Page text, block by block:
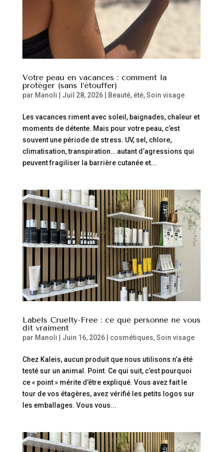
Votre peau en vacances : comment la
protéger (sans l’étouffer)
par Manoli Juil 28, 2026| Beauté, été,Soin visage
Les vacances riment avec soleil, baignades, chaleur et
moments de détente. Mais pour votre peau, c’est
souvent une période de stress. UV, sel, chlore,
climatisation, transpiration… autant d’agressions qui
peuvent fragiliser la barrière cutanée et...
Labels Cruelty-Free : ce que personne ne vous
dit vraiment
par Manoli Juin 16, 2026| cosmétiques,Soin visage
Chez Kaleis, aucun produit que nous utilisons n’a été
testé sur un animal. Point. Ce qui suit, c’est pourquoi
ce « point » mérite d’être expliqué. Vous avez fait le
tour de vos étagères, avez vérifié les petits logos sur
les emballages. Vous vous...